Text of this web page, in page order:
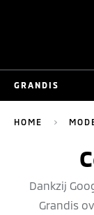
GRANDIS
HOME
Dankzij
Grandis